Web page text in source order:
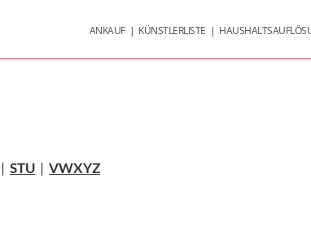
ANKAUF| KÜNSTLERLISTE |
| STU | VWXYZ